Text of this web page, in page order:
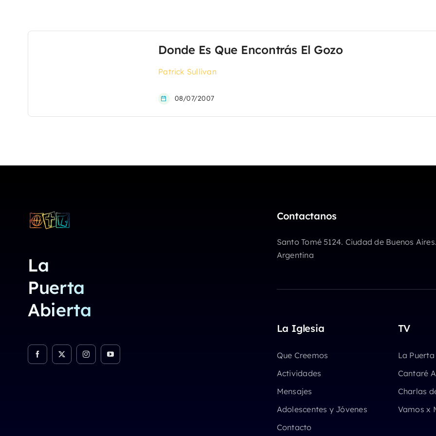
Donde Es Que Encontrás El Gozo
Patrick Sullivan
08/07/2007
La
Puerta
Abierta
Contactanos
Santo Tomé 5124. Ciudad de Buenos Aires.
Argentina
La Iglesia
Que Creemos
Actividades
Mensajes
Adolescentes y Jóvenes
Contacto
TV
La
Cantaré
Charlas
Vamos x